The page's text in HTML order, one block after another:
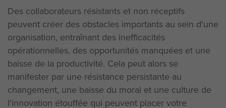
Des collaborateurs résistants et non réceptifs
peuvent créer des obstacles importants au sein d'une
organisation, entraînant des inefficacités
opérationnelles, des opportunités manquées et une
baisse de la productivité. Cela peut alors se
manifester par une résistance persistante au
changement, une baisse du moral et une culture de
l'innovation étouffée qui peuvent placer votre